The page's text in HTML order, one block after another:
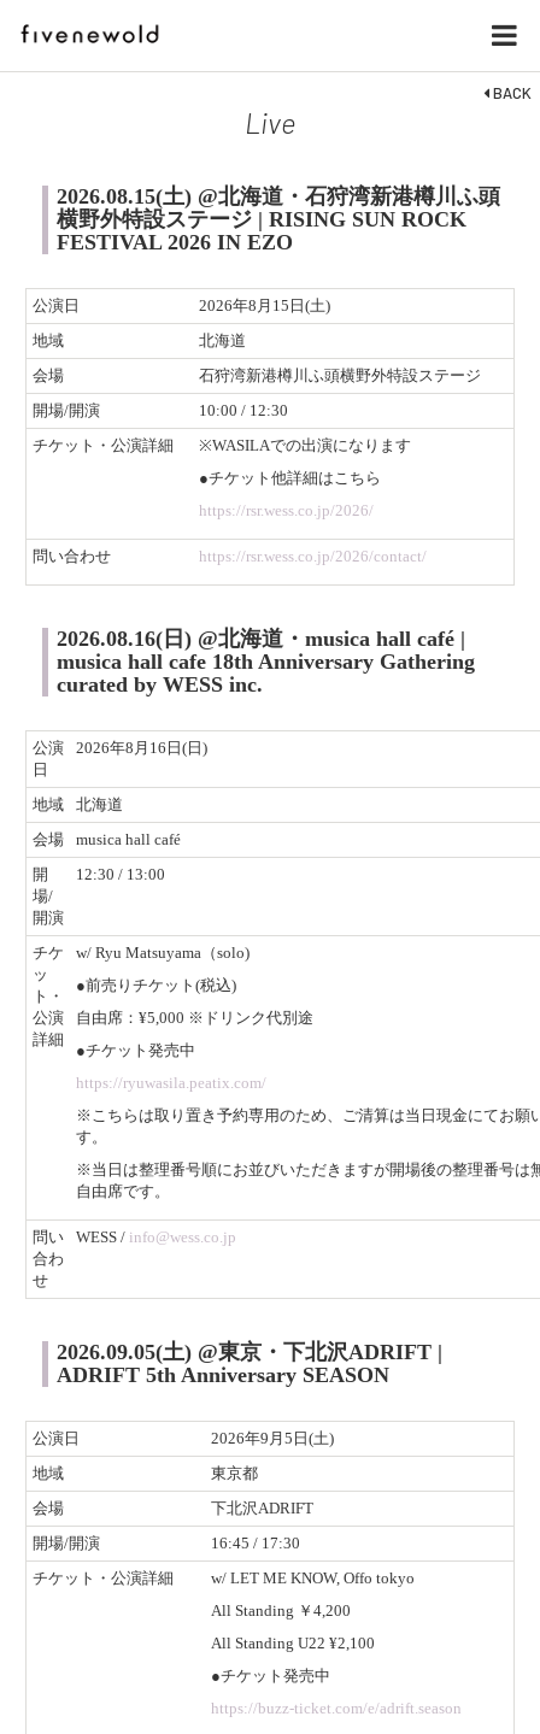
Live
BACK
2026.08.15(土) @北海道・石狩湾新港樽川ふ頭
横野外特設ステージ | RISING SUN ROCK
FESTIVAL 2026 IN EZO
公演日
2026年8月15日(土)
地域
北海道
会場
石狩湾新港樽川ふ頭横野外特設ステージ
開場/開演
10:00 / 12:30
チケット・公演詳細
※WASILAでの出演になります
●チケット他詳細はこちら
https://rsr.wess.co.jp/2026/
​問い合わせ https://rsr.wess.co.jp/2026/contact/
2026.08.16(日) @北海道・musica hall café |
musica hall cafe 18th Anniversary Gathering
curated by WESS inc.
公演
日
2026年8月16日(日)
地域
北海道
会場
musica hall café
開
場/
開演
12:30 / 13:00
チケ
ッ
ト・
公演
詳細
w/ Ryu Matsuyama（solo)
●前売りチケット(税込)
自由席：¥5,000 ※ドリンク代別途
●チケット発売中
https://ryuwasila.peatix.com/
※こちらは取り置き予約専用のため、ご清算は当日現金にてお願
す。
※当日は整理番号順にお並びいただきますが開場後の整理番号は
自由席です。
​問い
合わ
せ
WESS / info@wess.co.jp
2026.09.05(土) @東京・下北沢ADRIFT |
ADRIFT 5th Anniversary SEASON
公演日
2026年9月5日(土)
地域
東京都
会場
下北沢ADRIFT
開場/開演
16:45 / 17:30
チケット・公演詳細
w/ LET ME KNOW, Offo tokyo
All Standing ￥4,200
All Standing U22 ¥2,100
●チケット発売中
https://buzz-ticket.com/e/adrift.season